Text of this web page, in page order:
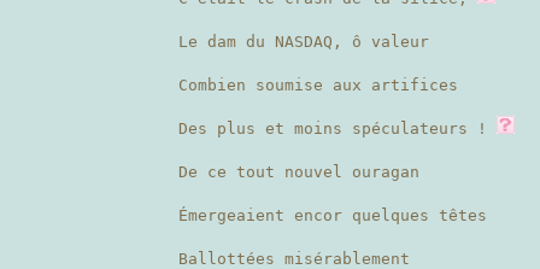
Le dam du NASDAQ, ô valeur
Combien soumise aux artifices
Des plus et moins spéculateurs !
De ce tout nouvel ouragan
Émergeaient encor quelques têtes
Ballottées misérablement